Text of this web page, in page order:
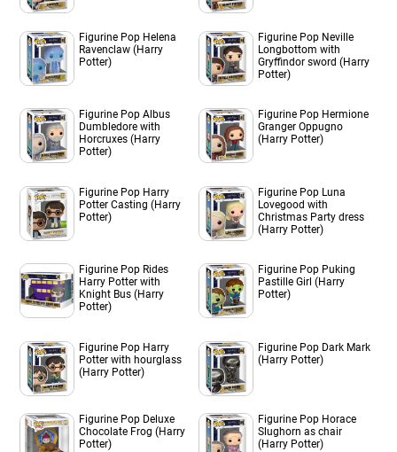
Figurine Pop Helena
Ravenclaw (Harry
Potter)
Figurine Pop Neville
Longbottom with
Gryffindor sword (Harry
Potter)
Figurine Pop Albus
Dumbledore with
Horcruxes (Harry
Potter)
Figurine Pop Hermione
Granger Oppugno
(Harry Potter)
Figurine Pop Harry
Potter Casting (Harry
Potter)
Figurine Pop Luna
Lovegood with
Christmas Party dress
(Harry Potter)
Figurine Pop Rides
Harry Potter with
Knight Bus (Harry
Potter)
Figurine Pop Puking
Pastille Girl (Harry
Potter)
Figurine Pop Harry
Potter with hourglass
(Harry Potter)
Figurine Pop Dark Mark
(Harry Potter)
Figurine Pop Deluxe
Chocolate Frog (Harry
Potter)
Figurine Pop Horace
Slughorn as chair
(Harry Potter)